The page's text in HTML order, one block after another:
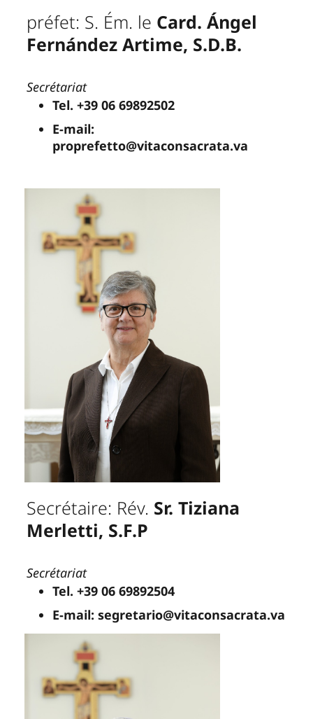
préfet: S. Ém. le Card. Ángel
Fernández Artime, S.D.B.
Secrétariat
Tel. +39 06 69892502
E-mail:
proprefetto@vitaconsacrata.va
Secrétaire: Rév. Sr. Tiziana
Merletti, S.F.P
Secrétariat
Tel. +39 06 69892504
E-mail: segretario@vitaconsacrata.va